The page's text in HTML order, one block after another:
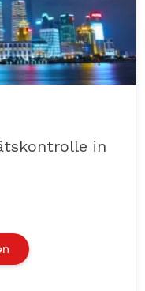
in